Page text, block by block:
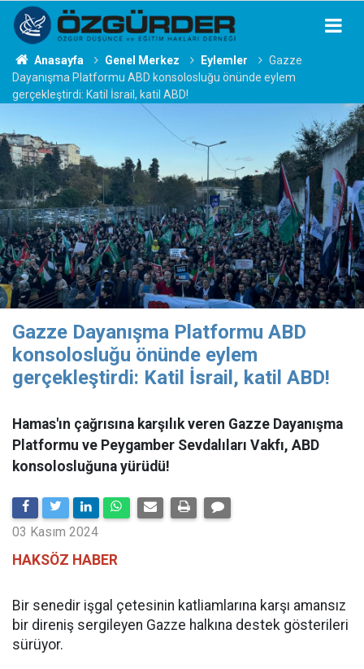
Anasayfa Genel Merkez Eylemler
Gazze
Dayanışma Platformu ABD konsolosluğu önünde eylem
gerçekleştirdi: Katil İsrail, katil ABD!
Gazze Dayanışma Platformu ABD
konsolosluğu önünde eylem
gerçekleştirdi: Katil İsrail, katil ABD!
Hamas'ın çağrısına karşılık veren Gazze Dayanışma
Platformu ve Peygamber Sevdalıları Vakfı, ABD
konsolosluğuna yürüdü!
03 Kasım 2024
HAKSÖZ HABER
Bir senedir işgal çetesinin katliamlarına karşı amansız
bir direniş sergileyen Gazze halkına destek gösterileri
sürüyor.